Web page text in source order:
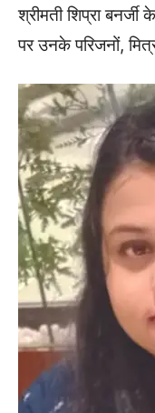
श्रीमती शिप्रा बनर्जी
पर उनके परिजनों,